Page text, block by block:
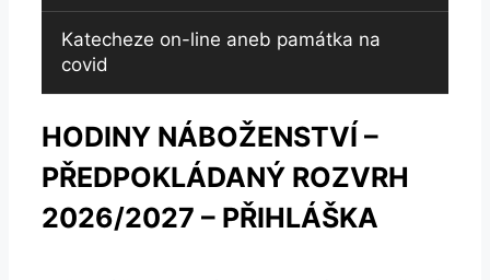
Katecheze on-line aneb památka na
covid
HODINY NÁBOŽENSTVÍ –
PŘEDPOKLÁDANÝ ROZVRH
2026/2027 – PŘIHLÁŠKA